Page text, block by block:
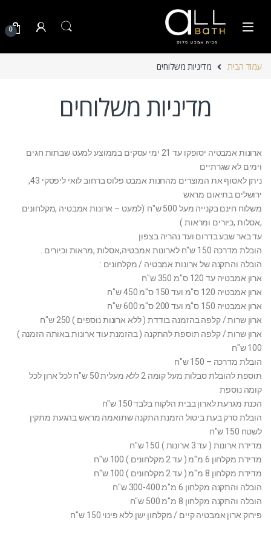
0
עמוד הבית מדיניות משלוחים
מדיניות משלוחים
ארונות אמבטיה יסופקו עד 21 ימי עסקים בממוצע למעט שבתות חגים
וימים לא שגרתיים
ניתן לאסוף את המוצרים מהחנות אמבט פלוס ברחוב לואי ליפסקי 43,
ירושלים בתיאום מראש
משלוח חינם בקנייה מעל 500 ש"ח ׁׁ(למעט – ארונות אמבטיה ,מקלחונים
,אסלות ,כיורים ומראות )
עד באר שבע בדרום ועד נהריה בצפון
הובלת מדרכה 150 ש"ח לארונות אמבטיה,אסלות ,מראות וכיורים .
הובלה והתקנה של ארונות אמבטיה / מקלחונים :
ארון אמבטיה עד 120 ס"מ 350 ש"ח
ארון אמבטיה 120 ס"מ ועד 150 ס"מ 450 ש"ח
ארון אמבטיה 150 ס"מ ועד 200 ס"מ 600 ש"ח
ארון שרות / קלפה בהזמנה בודדת ( ללא ארונות נוספים ) 250 ש"ח
ארון שרות / קלפה תוספת להתקנה ( בהזמנת עוד ארונות באותה הזמנה )
100 ש"ח
הובלת מדרכה – 150 ש"ח
תוספת להובלת סבלות מעל קומה 2 ללא מעלית 50 ש"ח לכל ארון לכל
קומה נוספת
הכנת מגרעת לארון בבית הלקוח בלבד 150 ש"ח
הובלת סרק בעת ביטול הזמנת התקנה שתואמה מראש בהגעת מתקין
לשטח 150 ש"ח
מדידת ארונות ( עד 3 ארונות ) 150 ש"ח
מדידת מקלחון 6 מ"מ ( עד 2 מקלחונים ) 100 ש"ח
מדידת מקלחון 8 מ"מ ( עד 2 מקלחונים ) 100 ש"ח
הובלה והתקנה מקלחון 6 מ"מ 300-400 ש"ח
הובלה והתקנה מקלחון 8 מ"מ 500 ש"ח
פירוק ארון אמבטיה קיים / מקלחון ישן ללא פינוי 150 ש"ח